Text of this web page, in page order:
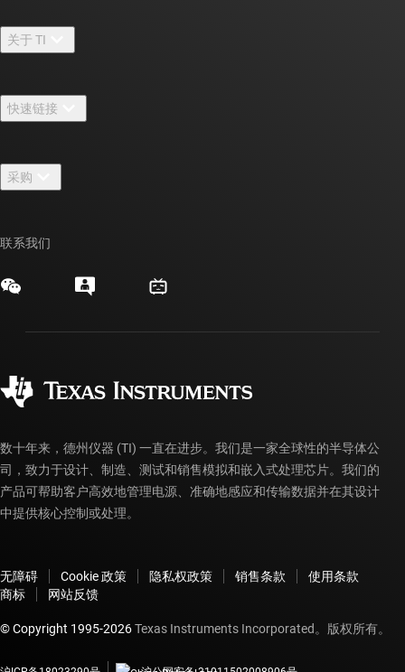
关于 TI
招贤纳士
新闻中心
活动
投资者关系
快速链接
TI E2E™ 设计支持论坛
myTI 帐户常见问题解答
采购
发货、付款和税费
联系我们
数十年来，德州仪器 (TI) 一直在进步。我们是一家全球性的半导体公
司，致力于设计、制造、测试和销售模拟和嵌入式处理芯片。我们的
产品可帮助客户高效地管理电源、准确地感应和传输数据并在其设计
中提供核心控制或处理。
无障碍 Cookie 政策 隐私权政策 销售条款
使用条款
商标
网站反馈
© Copyright 1995-2026Texas Instruments Incorporated。版权所有。